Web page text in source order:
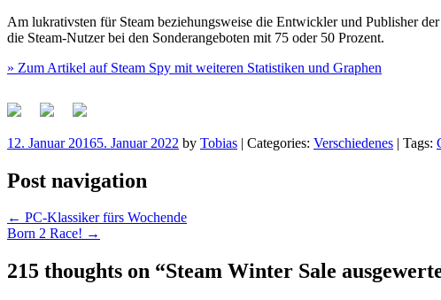
Am lukrativsten für Steam beziehungsweise die Entwickler und Publisher
die Steam-Nutzer bei den Sonderangeboten mit 75 oder 50 Prozent.
» Zum Artikel auf Steam Spy mit weiteren Statistiken und Graphen
12. Januar 20165. Januar 2022 by Tobias | Categories: Verschiedenes | Tags:
Post navigation
← PC-Klassiker fürs Wochende
Born 2 Race! →
215 thoughts on “Steam Winter Sale